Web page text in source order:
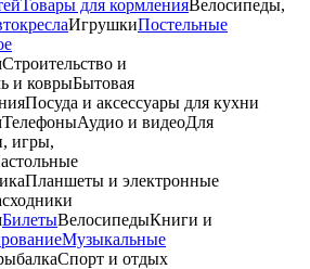
Товары для кормленияВелосипеды,
ИгрушкиПостельные
Строительство и
и коврыБытовая
Посуда и аксессуары для кухни
ТелефоныАудио и видеоДля
игры,
Планшеты и электронные
БилетыВелосипедыКниги и
Музыкальные
Спорт и отдых